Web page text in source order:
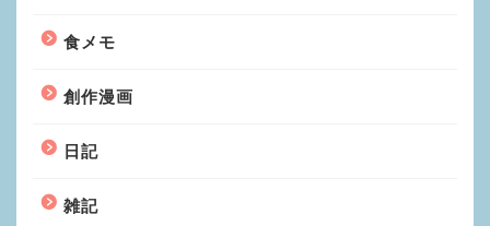
食メモ
創作漫画
日記
雑記